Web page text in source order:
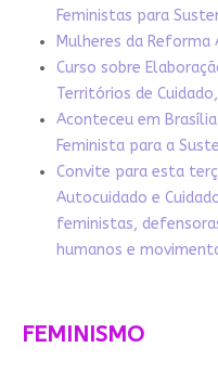
Feministas para
Mulheres da Reforma
Curso sobre
Territórios de
Aconteceu em
Feminista para a
Convite para esta
Autocuidado e
feministas,
humanos e
FEMINISMO